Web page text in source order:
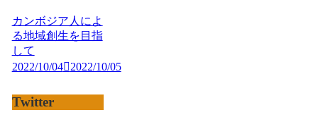
カンボジア人によ
る地域創生を目指
して
2022/10/04
2022/10/05
Twitter